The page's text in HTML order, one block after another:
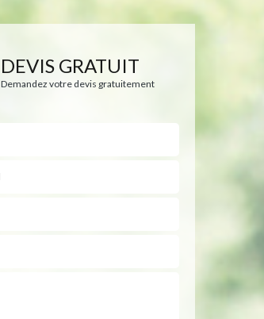
DEVIS GRATUIT
Demandez votre devis gratuitement